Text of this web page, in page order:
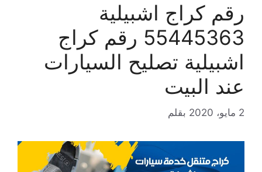
رقم كراج اشبيلية
55445363 رقم كراج
اشبيلية تصليح السيارات
عند البيت
2 مايو، 2020 بقلم